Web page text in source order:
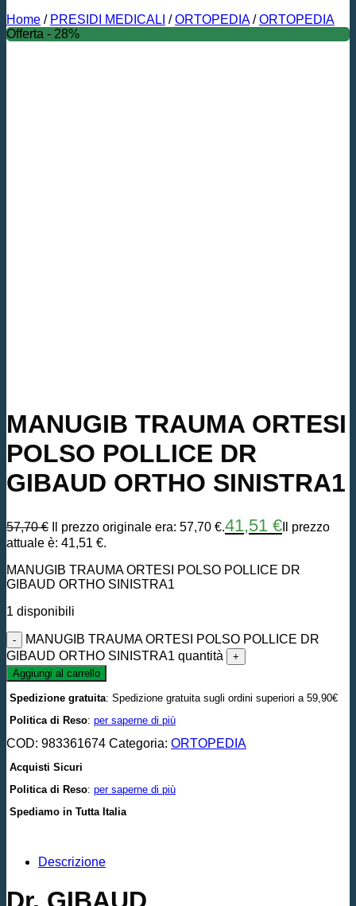
Home / PRESIDI MEDICALI / ORTOPEDIA / ORTOPEDIA
Offerta - 28%
MANUGIB TRAUMA ORTESI
POLSO POLLICE DR
GIBAUD ORTHO SINISTRA1
57,70€ Il prezzo originale era: 57,70 €.41,51 € Il prezzo
attuale è: 41,51 €.
MANUGIB TRAUMA ORTESI POLSO POLLICE DR
GIBAUD ORTHO SINISTRA1
1 disponibili
MANUGIB TRAUMA ORTESI POLSO POLLICE DR
GIBAUD ORTHO SINISTRA1 quantità
Aggiungi al carrello
Spedizione gratuita: Spedizione gratuita sugli ordini superiori a 59,90€
Politica di Reso: per saperne di più
COD: 983361674 Categoria: ORTOPEDIA
Acquisti Sicuri
Politica di Reso: per saperne di più
Spediamo in Tutta Italia
Descrizione